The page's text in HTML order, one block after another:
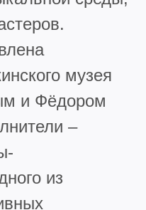
музея
и Фёдором
–
из